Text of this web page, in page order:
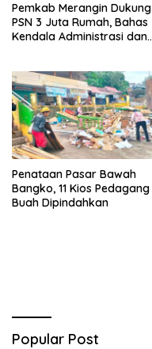
Pemkab Merangin Dukung
PSN 3 Juta Rumah, Bahas
Kendala Administrasi dan
Penataan Pasar Bawah
Bangko, 11 Kios Pedagang
Buah Dipindahkan
Popular Post